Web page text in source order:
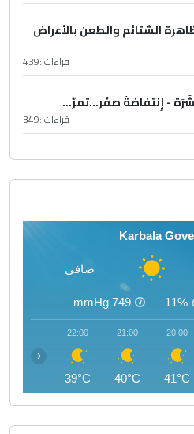
الشتائم والطعن بالأعراض
قراءات :439
- إِنتفاضةُ صفَر…تمرّ...
قراءات :349
Karbala
صافي
11%
749
mmHg
20:00
41°C
21:00
40°C
22:00
39°C
‹